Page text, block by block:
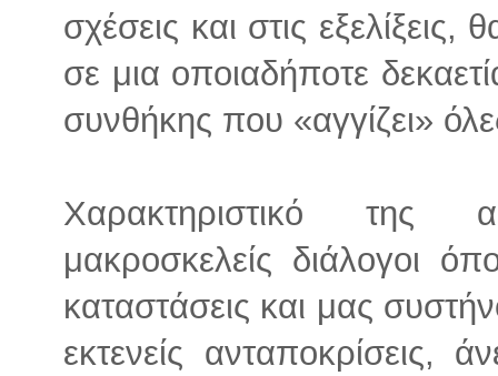
σχέσεις και στις
σε μια οποιαδήποτε
συνθήκης που «αγγίζει»
Χαρακτηριστικό της
μακροσκελείς διάλογοι
καταστάσεις και μας
εκτενείς ανταποκρίσεις,